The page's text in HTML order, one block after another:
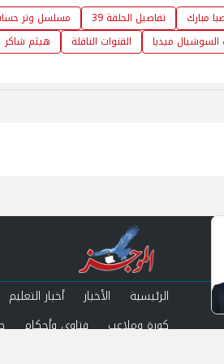
مبارك تفاصيل الحلقة 39 مسلسل وتر
ميديا القنوات الناقلة هيثم شاكر
الرئيسية الأخبار أخبار التعليم
كورة وملاعب
فتاوى وأحكام